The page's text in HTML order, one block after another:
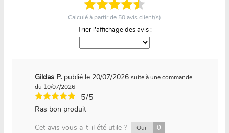
Calculé à partir de 50 avis client(s)
Trier l'affichage des avis :
Gildas P. publié le 20/07/2026 suite à une commande
du 10/07/2026
5/5
Ras bon produit
Cet avis vous a-t-il été utile ?
Oui 0